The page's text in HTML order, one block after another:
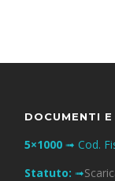
DOCUMENTI
5×1000 ➟ Cod.
Statuto: ➟